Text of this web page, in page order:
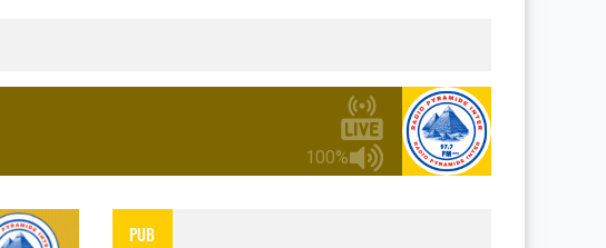
100%
PUB